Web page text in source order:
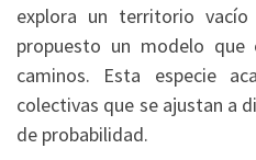
explora un territorio
propuesto un modelo que
caminos. Esta especie
colectivas que se ajustan a
de probabilidad.